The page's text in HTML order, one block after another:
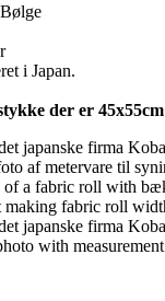
i Japan.
der er 45x55cm